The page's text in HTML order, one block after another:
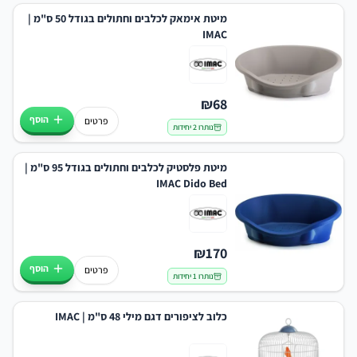
מיטת אימאק לכלבים וחתולים בגודל 50 ס"מ |
IMAC
₪68
נותרו 2 יחידות
פרטים הוסף
מיטת פלסטיק לכלבים וחתולים בגודל 95 ס"מ |
IMAC Dido Bed
₪170
נותרו 1 יחידות
פרטים הוסף
כלוב לציפורים דגם מילי 48 ס"מ | IMAC